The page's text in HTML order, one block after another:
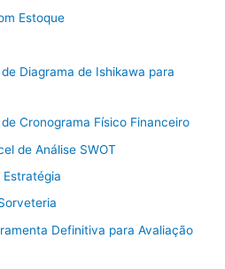
Estoque
Diagrama de Ishikawa para
Cronograma Físico Financeiro
de Análise SWOT
Estratégia
Definitiva para Avaliação